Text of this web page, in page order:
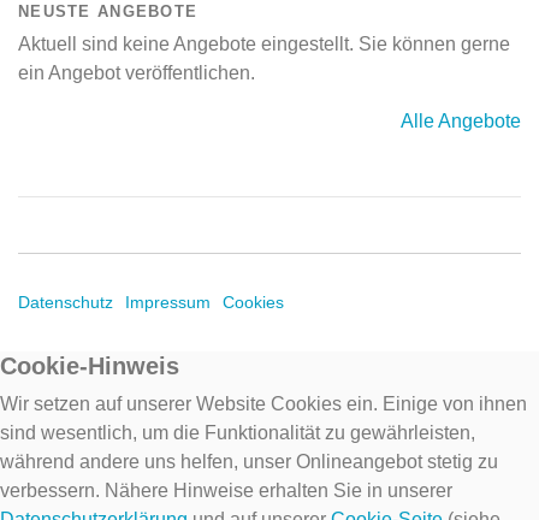
NEUSTE ANGEBOTE
Aktuell sind keine Angebote eingestellt. Sie können gerne
ein Angebot veröffentlichen.
Alle Angebote
Datenschutz Impressum Cookies
Cookie-Hinweis
Wir setzen auf unserer Website Cookies ein. Einige von ihnen
sind wesentlich, um die Funktionalität zu gewährleisten,
während andere uns helfen, unser Onlineangebot stetig zu
verbessern. Nähere Hinweise erhalten Sie in unserer